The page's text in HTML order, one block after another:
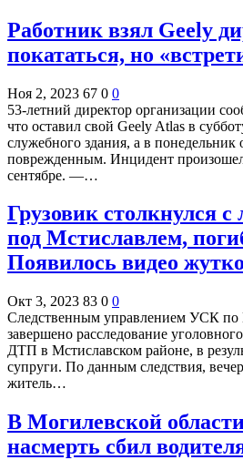
Работник взял Geely
покататься, но
Ноя 2, 2023 67 0 0
53-летний директор организации
что оставил свой Geely Atlas в
служебного здания, а в понедельник
поврежденным. Инцидент
сентябре. —…
Грузовик столкнулся
под Мстиславлем,
Появилось видео
Окт 3, 2023 83 0 0
Следственным управлением УСК по
завершено расследование
ДТП в Мстиславском районе, в
супруги. По данным следствия,
житель…
В Могилевской
насмерть сбил